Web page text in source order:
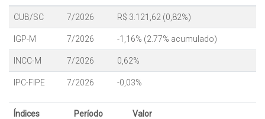
CUB/SC 7/2026 R$ 3.121,62 (0,82%)
IGP-M 7/2026 -1,16% (2.77% acumulado)
INCC-M 7/2026 0,62%
IPC-FIPE 7/2026 -0,03%
Índices Período Valor